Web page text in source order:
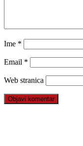
Ime *
Email *
Web stranica